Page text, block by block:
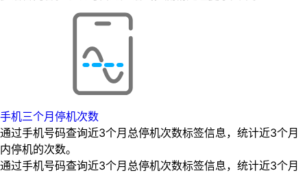
手机三个月停机次数
通过手机号码查询近3个月总停机次数标签信息，统计近3个月
内停机的次数。
通过手机号码查询近3个月总停机次数标签信息，统计近3个月